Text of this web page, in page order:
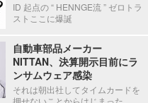
ID 起点の “ HENNGE流 ” ゼロトラ
ストここに爆誕
自動車部品メーカー
NITTAN、決算開示目前にラ
ンサムウェア感染
それは朝出社してタイムカードを
押せないことからはじまった。